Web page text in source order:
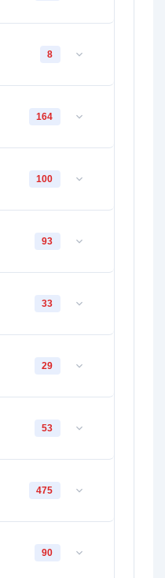
8
164
100
93
33
29
53
475
90